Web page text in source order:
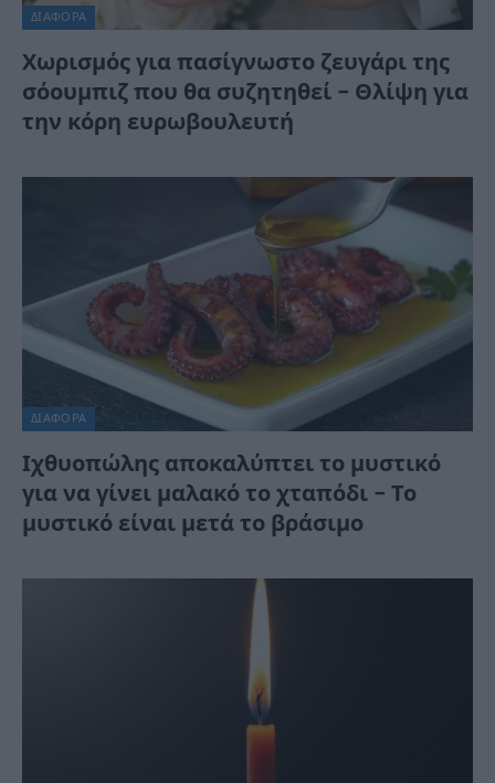
ΔΙΆΦΟΡΑ
Χωρισμός για πασίγνωστο ζευγάρι της
σόουμπιζ που θα συζητηθεί – Θλίψη για
την κόρη ευρωβουλευτή
ΔΙΆΦΟΡΑ
Ιχθυοπώλης αποκαλύπτει το μυστικό
για να γίνει μαλακό το χταπόδι – Το
μυστικό είναι μετά το βράσιμο